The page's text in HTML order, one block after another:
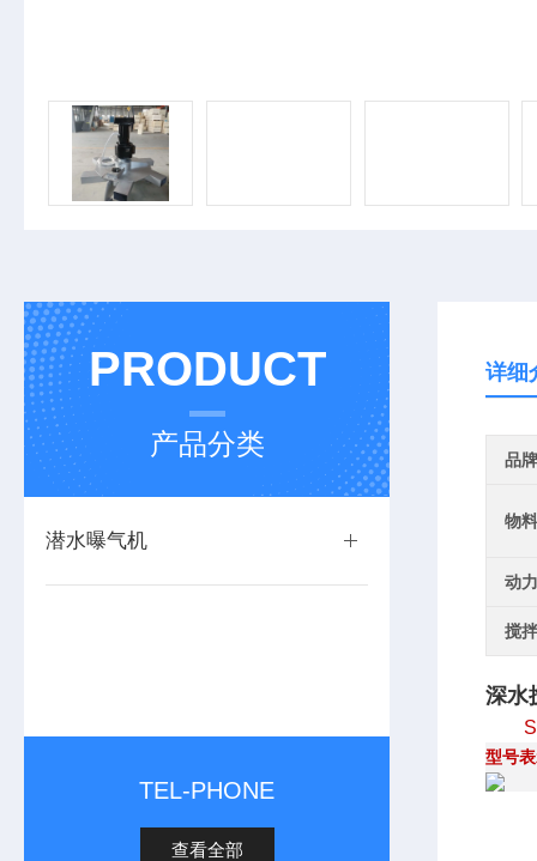
PRODUCT
产品分类
潜水曝气机
TEL-PHONE
查看全部
详细
品牌
物
动
搅
深水
型号